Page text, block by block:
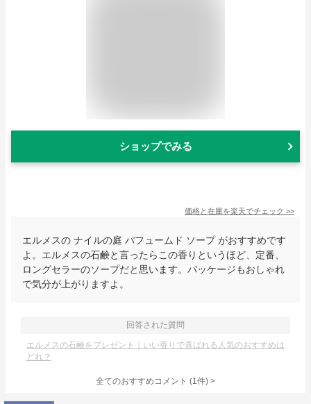
ショップでみる
価格と在庫を楽天でチェック >>
エルメスの ナイルの庭 パフュームド ソープ がおすすめです
よ。エルメスの石鹸と言ったらこの香りというほど、定番、
ロングセラーのソープだと思います。パッケージもおしゃれ
で気分が上がりますよ。
回答された質問
エルメスの石鹸をプレゼント｜いい香りで喜ばれる人気のおすすめは
どれ？
全てのおすすめコメント (1件) >